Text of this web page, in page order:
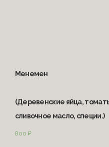
Менемен
(Деревенские яйца,
сливочное масло, специи.)
800 ₽